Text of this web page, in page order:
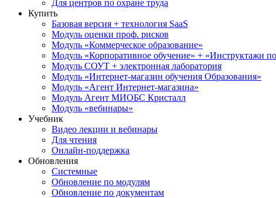
Для центров по охране труда
Купить
Базовая версия + технология SaaS
Модуль оценки проф. рисков
Модуль «Коммерческое образование»
Модуль «Корпоративное обучение» + «Инструктажи
Модуль СОУТ + электронная лаборатория
Модуль «Интернет-магазин обучения Образования»
Модуль «Агент Интернет-магазина»
Модуль Агент МИОБС Кристалл
Модуль «вебинары»
Учебник
Видео лекции и вебинары
Для чтения
Онлайн-поддержка
Обновления
Системные
Обновление по модулям
Обновление по документам